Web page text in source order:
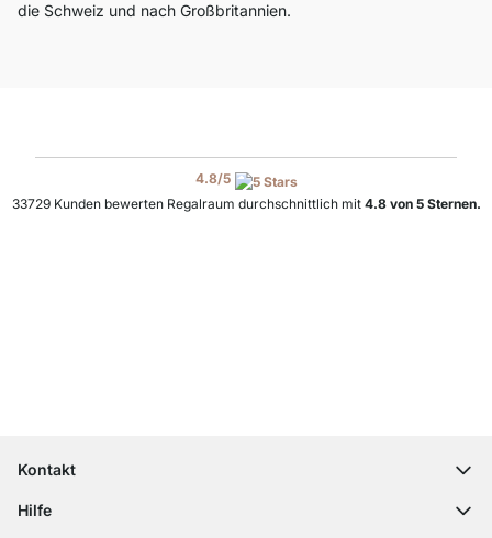
die Schweiz und nach Großbritannien.
4.8/5
33729Kunden bewerten Regalraum durchschnittlich mit 4.8von 5Sternen.
Kontakt
contact@regalraum.com
Hilfe